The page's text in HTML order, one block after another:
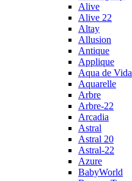
Alive
Alive 22
Altay
Allusion
Antique
Applique
Aqua de Vida
Aquarelle
Arbre
Arbre-22
Arcadia
Astral
Astral 20
Astral-22
Azure
BabyWorld